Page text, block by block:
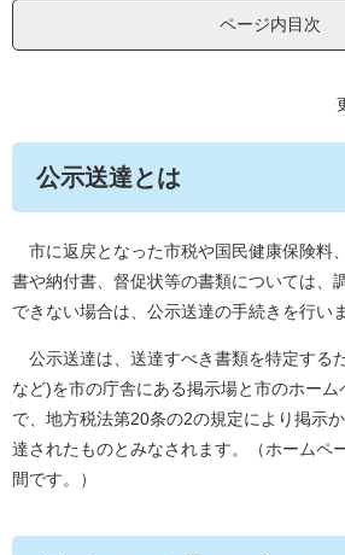
ページ内目次
公示送達とは
市に返戻となった市税や国民健康保険料
書や納付書、督促状等の書類については、
できない場合は、公示送達の手続きを行いま
公示送達は、送達すべき書類を特定する
など)を市の庁舎にある掲示場と市のホーム
で、地方税法第20条の2の規定により掲示
達されたものとみなされます。（ホームペ
間です。）